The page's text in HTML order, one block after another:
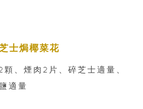
士焗椰菜花
、煙肉2片、碎芝士適量、
適量